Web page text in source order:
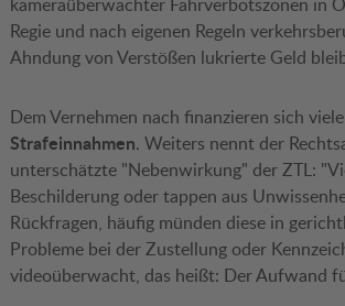
Regie und nach eigenen Regeln
Ahndung von Verstößen lukrierte Geld
Dem Vernehmen nach finanzieren sich
Strafeinnahmen. Weiters nennt der
unterschätzte "Nebenwirkung" der ZTL:
Beschilderung oder tappen aus
Rückfragen, häufig münden diese in
Probleme bei der Zustellung oder
videoüberwacht, das heißt: Der Aufwand